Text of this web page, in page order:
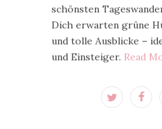
schönsten
Dich erwarten grüne
und tolle Ausblicke –
und Einsteiger. Read